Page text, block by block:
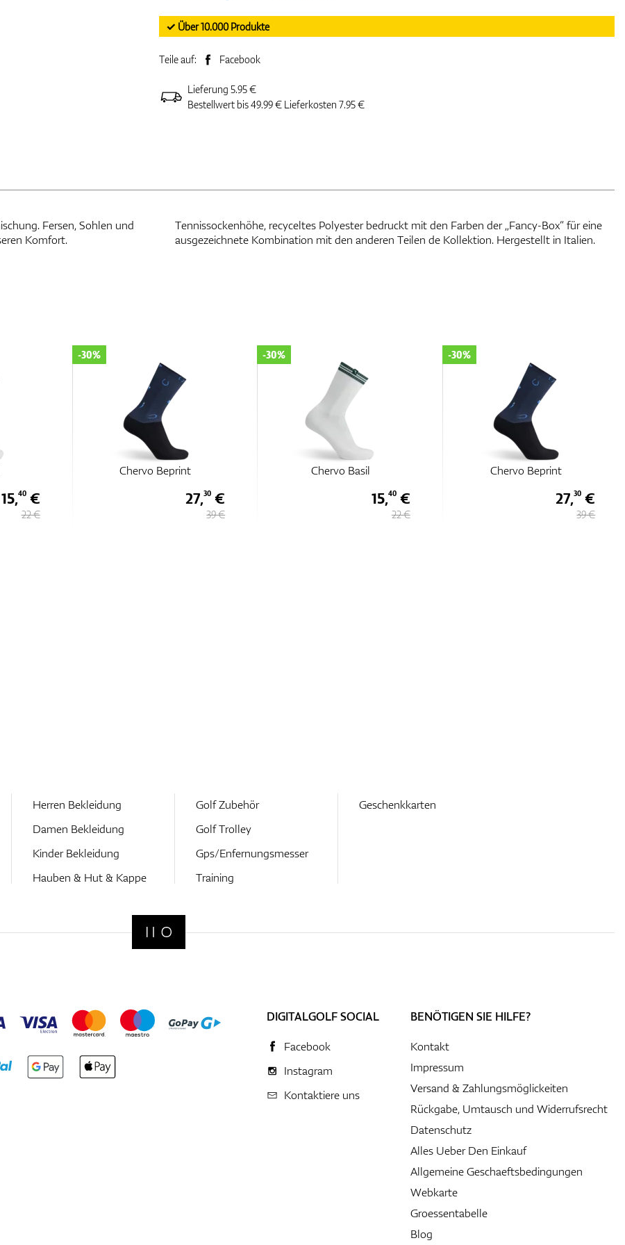
✓ Über 10.000 Produkte
Teile auf: Facebook
Lieferung 5.95 €
Bestellwert bis 49.99 € Lieferkosten 7.95 €
Fersen, Sohlen und
Komfort.
der „Fancy-Box“ für eine
ausgezeichnete Kombination mit den anderen Teilen de Kollektion. Hergestellt in Italien.
27,30€
39 €
Chervo Basil
-30%
15,40€
22 €
Chervo Beprint
-30%
27,30€
39 €
Chervo Basil
-30%
15,40€
22 €
Herren Bekleidung
Damen Bekleidung
Kinder Bekleidung
Hauben & Hut & Kappe
Golf Zubehör
Golf Trolley
Gps/Enfernungsmesser
Training
Geschenkkarten
DIGITALGOLF SOCIAL
Facebook
Instagram
Kontaktiere uns
BENÖTIGEN SIE HILFE?
Kontakt
Impressum
Versand & Zahlungsmöglickeiten
Rückgabe, Umtausch und Widerrufsrecht
Datenschutz
Alles Ueber Den Einkauf
Allgemeine Geschaeftsbedingungen
Webkarte
Groessentabelle
Blog